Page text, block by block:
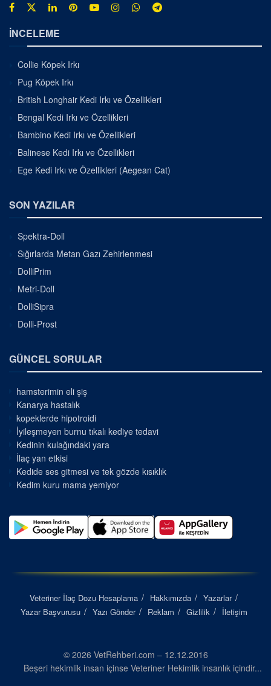
İNCELEME
Collie Köpek Irkı
Pug Köpek Irkı
British Longhair Kedi Irkı ve Özellikleri
Bengal Kedi Irkı ve Özellikleri
Bambino Kedi Irkı ve Özellikleri
Balinese Kedi Irkı ve Özellikleri
Ege Kedi Irkı ve Özellikleri (Aegean Cat)
SON YAZILAR
Spektra-Doll
Sığırlarda Metan Gazı Zehirlenmesi
DolliPrim
Metri-Doll
DolliSipra
Dolli-Prost
GÜNCEL SORULAR
hamsterimin eli şiş
Kanarya hastalık
kopeklerde hipotroidi
İyileşmeyen burnu tıkalı kediye tedavi
Kedinin kulağındaki yara
İlaç yan etkisi
Kedide ses gitmesi ve tek gözde kısıklık
Kedim kuru mama yemiyor
Veteriner İlaç Dozu Hesaplama Hakkımızda
Yazarlar
Yazar Başvurusu
Yazı Gönder Reklam Gizlilik İletişim
© 2026 VetRehberi.com – 12.12.2016
Beşeri hekimlik insan içinse Veteriner Hekimlik insanlık içindir...